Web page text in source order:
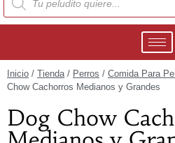
Inicio / Tienda/ Perros / Comida Para
Chow Cachorros Medianos y Grandes
Dog Chow